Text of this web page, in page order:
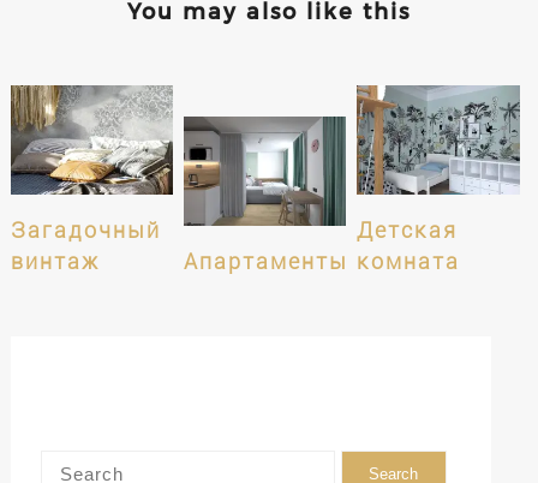
You may also like this
Загадочный
винтаж
Апартаменты
Детская
комната